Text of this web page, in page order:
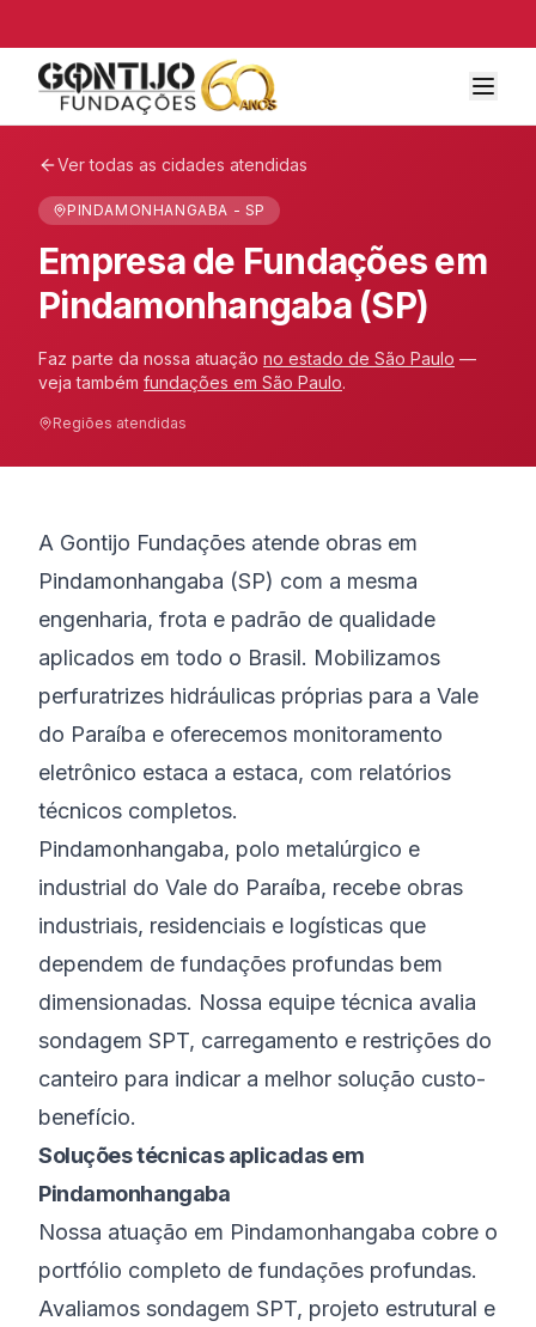
Ver todas as cidades atendidas
PINDAMONHANGABA - SP
Empresa de Fundações em
Pindamonhangaba (SP)
Faz parte da nossa atuação no estado de São Paulo —
veja também fundações em São Paulo.
Regiões atendidas
A Gontijo Fundações atende obras em
Pindamonhangaba (SP) com a mesma
engenharia, frota e padrão de qualidade
aplicados em todo o Brasil. Mobilizamos
perfuratrizes hidráulicas próprias para a Vale
do Paraíba e oferecemos monitoramento
eletrônico estaca a estaca, com relatórios
técnicos completos.
Pindamonhangaba, polo metalúrgico e
industrial do Vale do Paraíba, recebe obras
industriais, residenciais e logísticas que
dependem de fundações profundas bem
dimensionadas. Nossa equipe técnica avalia
sondagem SPT, carregamento e restrições do
canteiro para indicar a melhor solução custo-
benefício.
Soluções técnicas aplicadas em
Pindamonhangaba
Nossa atuação em Pindamonhangaba cobre o
portfólio completo de fundações profundas.
Avaliamos sondagem SPT, projeto estrutural e